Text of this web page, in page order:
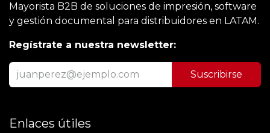
Mayorista B2B de soluciones de impresión, software
y gestión documental para distribuidores en LATAM.
Regístrate a nuestra newsletter:
Suscribirse
Enlaces útiles